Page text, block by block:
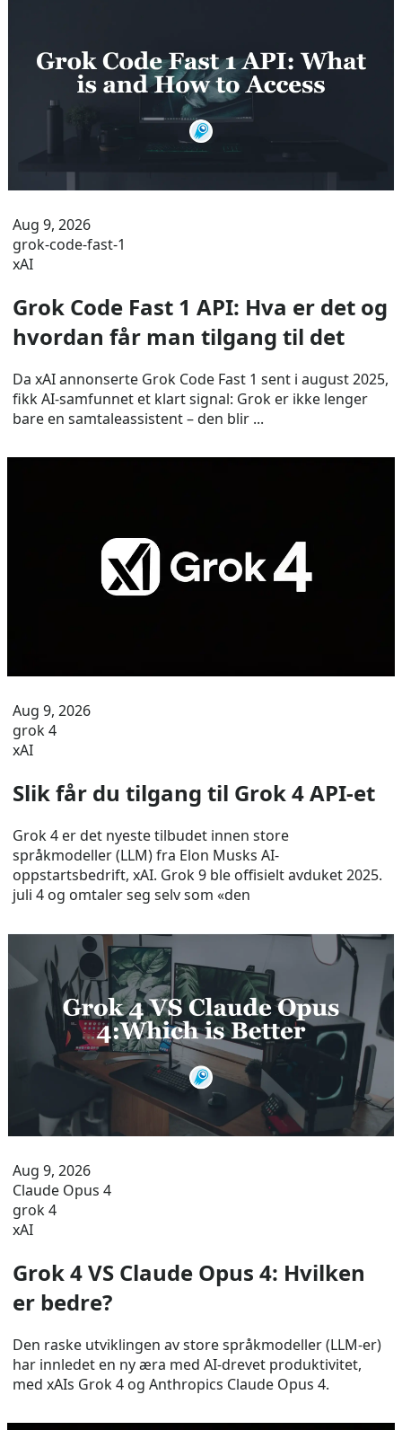
Aug 9, 2026
grok-code-fast-1
xAI
Grok Code Fast 1 API: Hva er det og
hvordan får man tilgang til det
Da xAI annonserte Grok Code Fast 1 sent i august 2025,
fikk AI-samfunnet et klart signal: Grok er ikke lenger
bare en samtaleassistent – ​​den blir ...
Aug 9, 2026
grok 4
xAI
Slik får du tilgang til Grok 4 API-et
Grok 4 er det nyeste tilbudet innen store
språkmodeller (LLM) fra Elon Musks AI-
oppstartsbedrift, xAI. Grok 9 ble offisielt avduket 2025.
juli 4 og omtaler seg selv som «den
Aug 9, 2026
Claude Opus 4
grok 4
xAI
Grok 4 VS Claude Opus 4: Hvilken
er bedre?
Den raske utviklingen av store språkmodeller (LLM-er)
har innledet en ny æra med AI-drevet produktivitet,
med xAIs Grok 4 og Anthropics Claude Opus 4.